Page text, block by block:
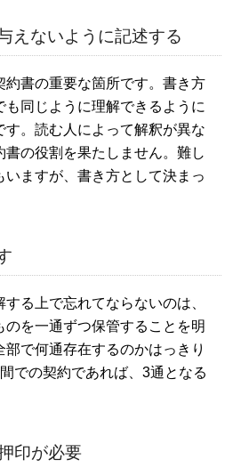
えないように記述する
約書の重要な箇所です。書き方
も同じように理解できるように
す。読む人によって解釈が異な
書の役割を果たしません。難し
いますが、書き方として決まっ
る上で忘れてならないのは、
のを一通ずつ保管することを明
で何通存在するのかはっきり
での契約であれば、3通となる
印が必要